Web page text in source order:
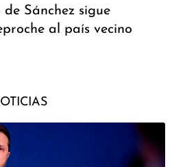
Sánchez sigue
al país vecino